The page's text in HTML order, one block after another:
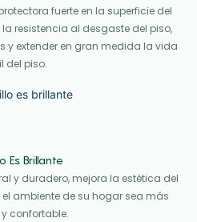
fuerte en la superficie del
resistencia al desgaste del piso,
y extender en gran medida la vida
del piso.
Es Brillante
y duradero, mejora la estética del
ambiente de su hogar sea más
confortable.